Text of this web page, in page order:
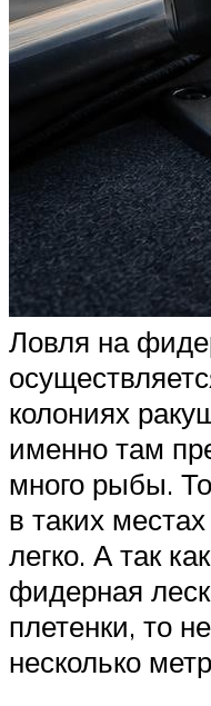
Ловля на
колониях
именно там
много рыбы.
в таких
легко. А так
фидерная
плетенки, то
несколько